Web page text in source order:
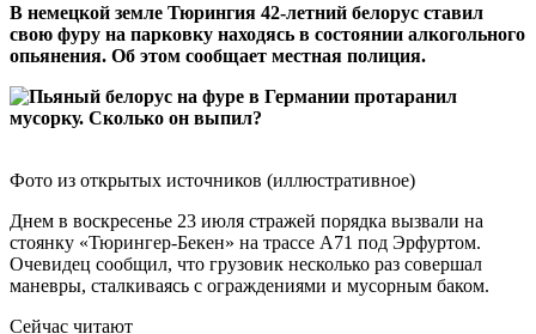
В немецкой земле Тюрингия 42-летний белорус ставил
свою фуру на парковку находясь в состоянии алкогольного
опьянения. Об этом сообщает местная полиция.
Фото из открытых источников (иллюстративное)
Днем в воскресенье 23 июля стражей порядка вызвали на
стоянку «Тюрингер-Бекен» на трассе А71 под Эрфуртом.
Очевидец сообщил, что грузовик несколько раз совершал
маневры, сталкиваясь с ограждениями и мусорным баком.
Сейчас читают